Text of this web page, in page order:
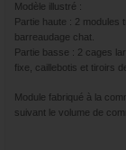
Modèle illustré :
Partie haute : 2 modules
barreaudage chat.
Partie basse : 2 cages
fixe, caillebotis et tiroirs
Module fabriqué à la
suivant le volume de